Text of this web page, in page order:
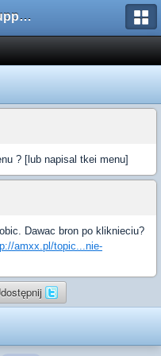
AMXX.pl: Support AMX Mod X i SourceMod
? [lub napisal tkei menu]
Dawac bron po kliknieciu?
amxx.pl/topic...nie-